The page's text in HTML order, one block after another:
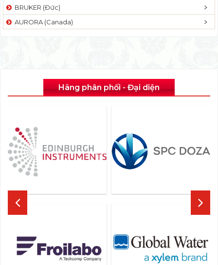
BRUKER (Đức)
AURORA (Canada)
Hãng phân phối - Đại diện